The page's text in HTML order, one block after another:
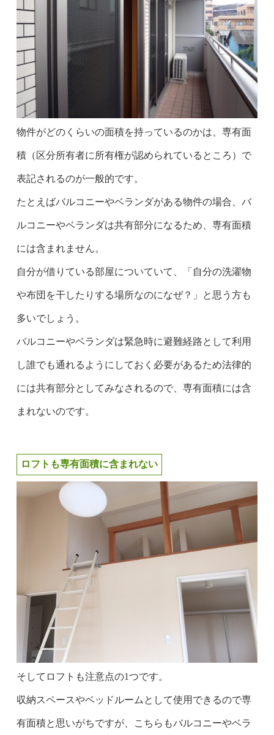
物件がどのくらいの面積を持っているのかは、専有面
積（区分所有者に所有権が認められているところ）で
表記されるのが一般的です。
たとえばバルコニーやベランダがある物件の場合、バ
ルコニーやベランダは共有部分になるため、専有面積
には含まれません。
自分が借りている部屋についていて、「自分の洗濯物
や布団を干したりする場所なのになぜ？」と思う方も
多いでしょう。
バルコニーやベランダは緊急時に避難経路として利用
し誰でも通れるようにしておく必要があるため法律的
には共有部分としてみなされるので、 専有面積には含
まれないのです。
ロフトも専有面積に含まれない
そしてロフトも注意点の1つです。
収納スペースやベッドルームとして使用できるので専
有面積と思いがちですが、こちらもバルコニーやベラ